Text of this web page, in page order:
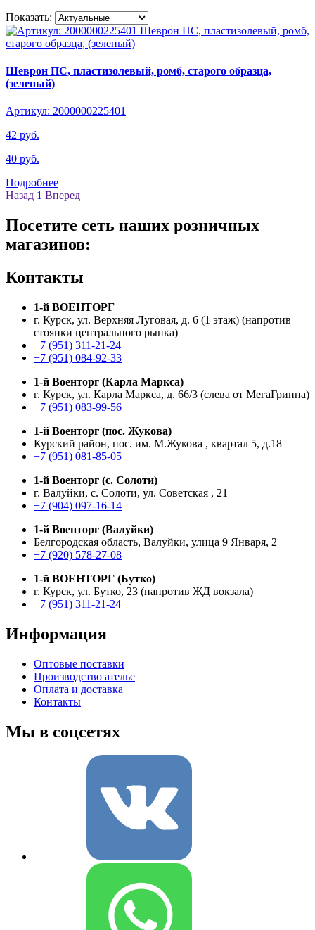
Показать:
Шеврон ПС, пластизолевый, ромб, старого образца,
(зеленый)
Артикул: 2000000225401
42 руб.
40 руб.
Подробнее
Назад 1 Вперед
Посетите сеть наших розничных
магазинов:
Контакты
1-й ВОЕНТОРГ
г. Курск, ул. Верхняя Луговая, д. 6 (1 этаж) (напротив
стоянки центрального рынка)
+7 (951) 311-21-24
+7 (951) 084-92-33
1-й Военторг (Карла Маркса)
г. Курск, ул. Карла Маркса, д. 66/3 (слева от МегаГринна)
+7 (951) 083-99-56
1-й Военторг (пос. Жукова)
Курский район, пос. им. М.Жукова , квартал 5, д.18
+7 (951) 081-85-05
1-й Военторг (с. Солоти)
г. Валуйки, с. Солоти, ул. Советская , 21
+7 (904) 097-16-14
1-й Военторг (Валуйки)
Белгородская область, Валуйки, улица 9 Января, 2
+7 (920) 578-27-08
1-й ВОЕНТОРГ (Бутко)
г. Курск, ул. Бутко, 23 (напротив ЖД вокзала)
+7 (951) 311-21-24
Информация
Оптовые поставки
Производство ателье
Оплата и доставка
Контакты
Мы в соцсетях